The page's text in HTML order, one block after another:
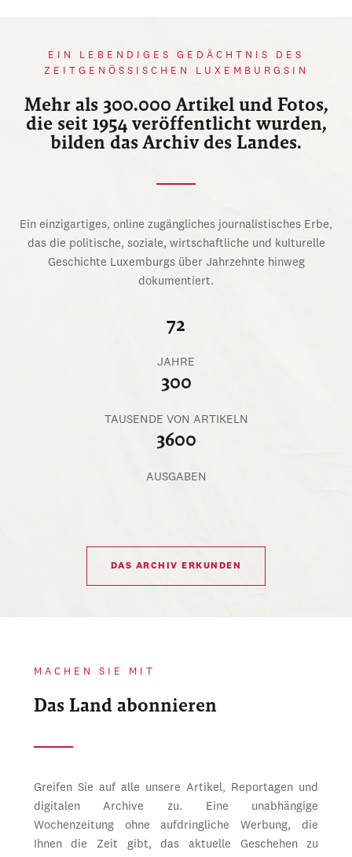
EIN LEBENDIGES GEDÄCHTNIS DES
ZEITGENÖSSISCHEN LUXEMBURGSIN
Mehr als 300.000 Artikel und Fotos,
die seit 1954 veröffentlicht wurden,
bilden das Archiv des Landes.
Ein einzigartiges, online zugängliches journalistisches Erbe,
das die politische, soziale, wirtschaftliche und kulturelle
Geschichte Luxemburgs über Jahrzehnte hinweg
dokumentiert.
72
JAHRE
300
TAUSENDE VON ARTIKELN
3600
AUSGABEN
DAS ARCHIV ERKUNDEN
MACHEN SIE MIT
Das Land abonnieren
Greifen Sie auf alle unsere Artikel, Reportagen und
digitalen Archive zu. Eine unabhängige
Wochenzeitung ohne aufdringliche Werbung, die
Ihnen die Zeit gibt, das aktuelle Geschehen zu